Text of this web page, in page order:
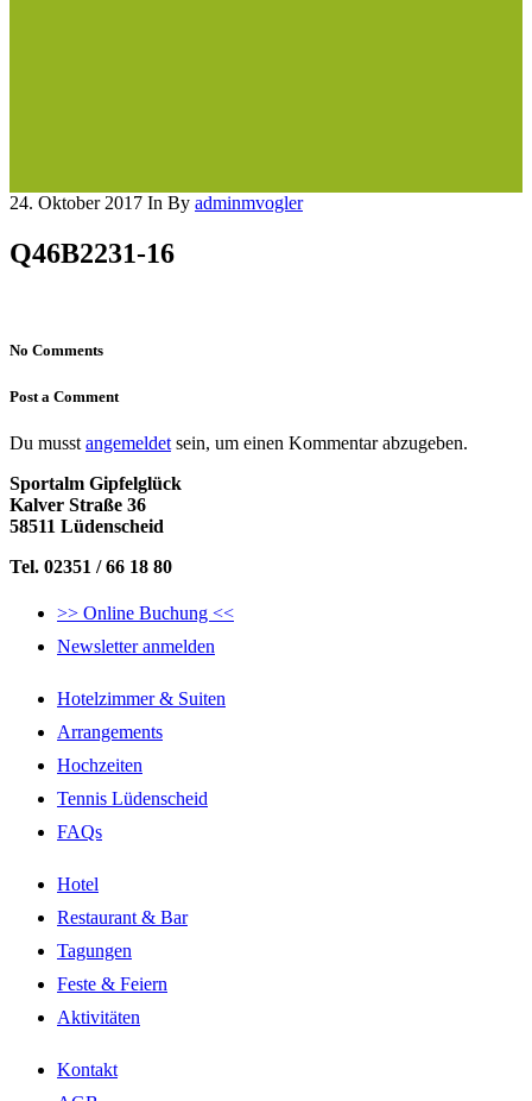
24. Oktober 2017 In By adminmvogler
Q46B2231-16
No Comments
Post a Comment
Du musst angemeldet sein, um einen Kommentar abzugeben.
Sportalm Gipfelglück
Kalver Straße 36
58511 Lüdenscheid
Tel. 02351 / 66 18 80
>> Online Buchung <<
Newsletter anmelden
Hotelzimmer & Suiten
Arrangements
Hochzeiten
Tennis Lüdenscheid
FAQs
Hotel
Restaurant & Bar
Tagungen
Feste & Feiern
Aktivitäten
Kontakt